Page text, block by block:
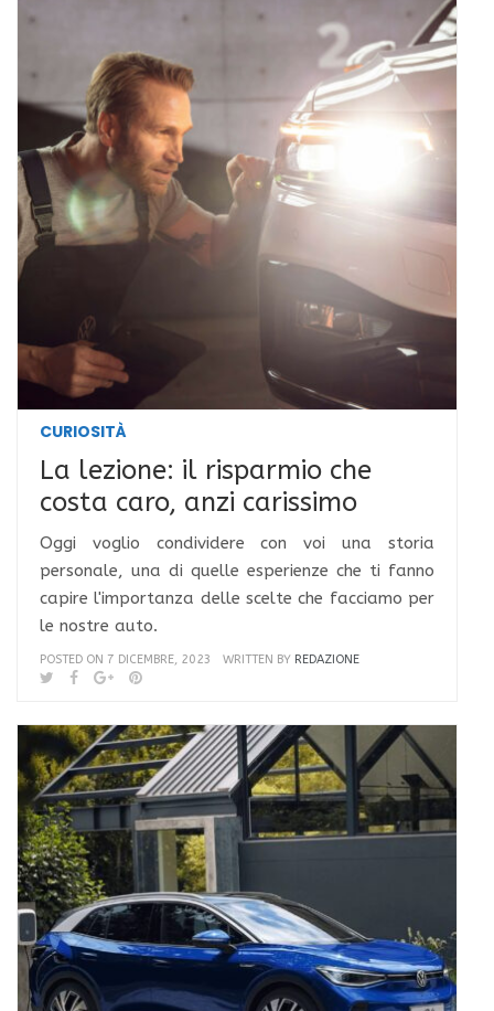
CURIOSITÀ
La lezione: il risparmio che
costa caro, anzi carissimo
Oggi voglio condividere con voi una storia
personale, una di quelle esperienze che ti fanno
capire l'importanza delle scelte che facciamo per
le nostre auto.
POSTED ON 7 DICEMBRE, 2023 WRITTEN BY REDAZIONE